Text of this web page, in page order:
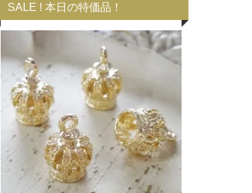
SALE ! 本日の特価品！